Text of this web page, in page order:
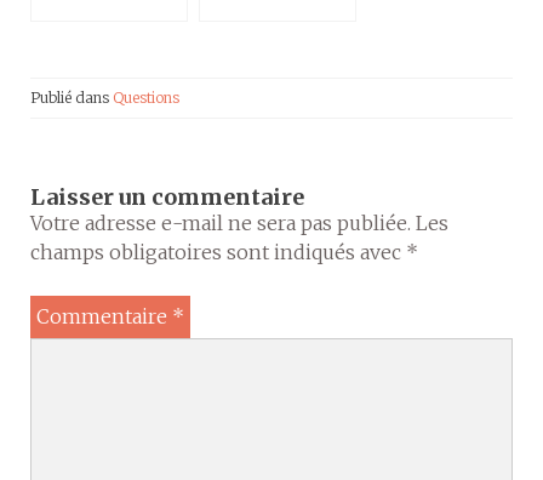
Publié dans Questions
Laisser un commentaire
Votre adresse e-mail ne sera pas publiée. Les
champs obligatoires sont indiqués avec *
Commentaire *